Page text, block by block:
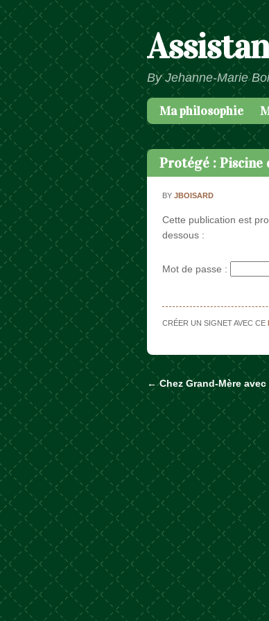
By Jehanne-Marie
Menu
Passer au contenu
Ma philosophie
Protégé : Piscine
BYJBOISARD
Cette publication est
dessous :
Mot de passe :
CRÉER UN SIGNET AVEC CE
Naviguer
←Chez Grand-Mère avec